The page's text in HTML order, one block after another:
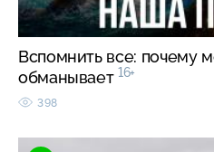
Вспомнить все: почему
обманывает 16+
398